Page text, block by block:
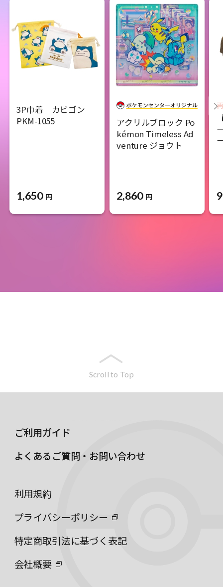
3P巾着 カビゴン
PKM-1055
1,650 円
アクリルブロック Po
kémon Timeless Ad
venture ジョウト
2,860 円
Scroll to Top
ご利用ガイド
よくあるご質問・お問い合わせ
利用規約
プライバシーポリシー
特定商取引法に基づく表記
会社概要